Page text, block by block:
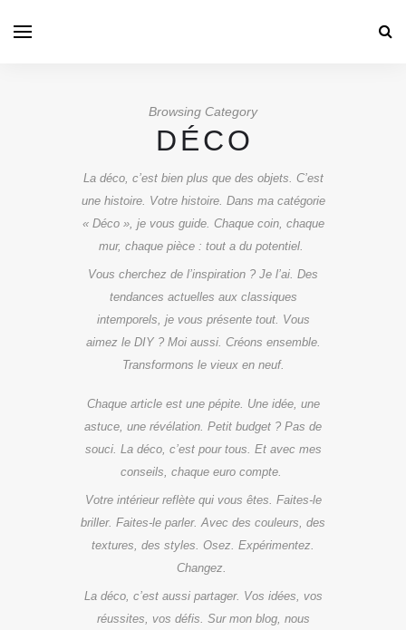
Browsing Category
DÉCO
La déco, c’est bien plus que des objets. C’est
une histoire. Votre histoire. Dans ma catégorie
« Déco », je vous guide. Chaque coin, chaque
mur, chaque pièce : tout a du potentiel.
Vous cherchez de l’inspiration ? Je l’ai. Des
tendances actuelles aux classiques
intemporels, je vous présente tout. Vous
aimez le DIY ? Moi aussi. Créons ensemble.
Transformons le vieux en neuf.
Chaque article est une pépite. Une idée, une
astuce, une révélation. Petit budget ? Pas de
souci. La déco, c’est pour tous. Et avec mes
conseils, chaque euro compte.
Votre intérieur reflète qui vous êtes. Faites-le
briller. Faites-le parler. Avec des couleurs, des
textures, des styles. Osez. Expérimentez.
Changez.
La déco, c’est aussi partager. Vos idées, vos
réussites, vos défis. Sur mon blog, nous